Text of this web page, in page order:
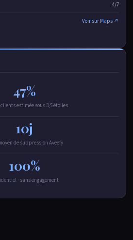
4/7
Voir sur Maps ↗
47%
estimée sous 3,5 étoiles
10j
de suppression Aveefy
100%
· sans engagement